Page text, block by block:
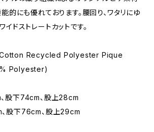
能的にも優れております。腰回り、ワタリにゆ
ドストレートカットです。
Cotton Recycled Polyester Pique
Polyester)
股下74cm、股上28cm
股下76cm、股上29cm